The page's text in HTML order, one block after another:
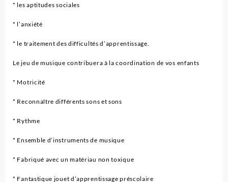
* les aptitudes sociales
* l’anxiété
* le traitement des difficultés d’apprentissage.
Le jeu de musique contribuera à la coordination de vos enfants
* Motricité
* Reconnaître différents sons et sons
* Rythme
* Ensemble d’instruments de musique
* Fabriqué avec un matériau non toxique
* Fantastique jouet d’apprentissage préscolaire